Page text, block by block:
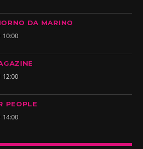
DA MARINO
10:00
12:00
PEOPLE
14:00